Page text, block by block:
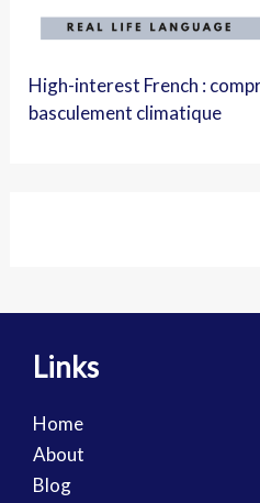
High-interest French :
basculement climatique
Links
Home
About
Blog